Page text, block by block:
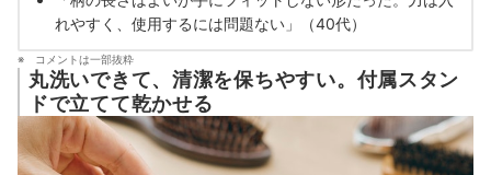
れやすく、使用するには問題ない」（40代）
コメントは一部抜粋
丸洗いできて、清潔を保ちやすい。付属スタン
ドで立てて乾かせる